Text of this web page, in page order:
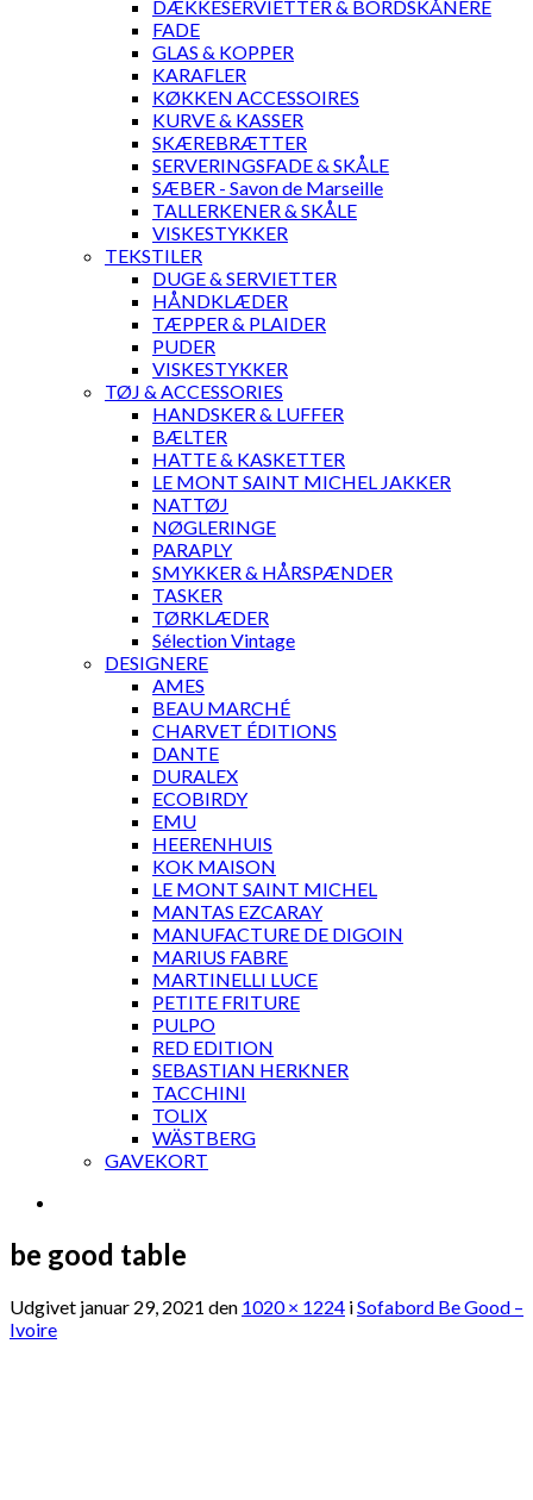
DÆKKESERVIETTER & BORDSKÅNERE
FADE
GLAS & KOPPER
KARAFLER
KØKKEN ACCESSOIRES
KURVE & KASSER
SKÆREBRÆTTER
SERVERINGSFADE & SKÅLE
SÆBER - Savon de Marseille
TALLERKENER & SKÅLE
VISKESTYKKER
TEKSTILER
DUGE & SERVIETTER
HÅNDKLÆDER
TÆPPER & PLAIDER
PUDER
VISKESTYKKER
TØJ & ACCESSORIES
HANDSKER & LUFFER
BÆLTER
HATTE & KASKETTER
LE MONT SAINT MICHEL JAKKER
NATTØJ
NØGLERINGE
PARAPLY
SMYKKER & HÅRSPÆNDER
TASKER
TØRKLÆDER
Sélection Vintage
DESIGNERE
AMES
BEAU MARCHÉ
CHARVET ÉDITIONS
DANTE
DURALEX
ECOBIRDY
EMU
HEERENHUIS
KOK MAISON
LE MONT SAINT MICHEL
MANTAS EZCARAY
MANUFACTURE DE DIGOIN
MARIUS FABRE
MARTINELLI LUCE
PETITE FRITURE
PULPO
RED EDITION
SEBASTIAN HERKNER
TACCHINI
TOLIX
WÄSTBERG
GAVEKORT
be good table
Udgivet januar 29, 2021 den 1020 × 1224 iSofabord Be Good –
Ivoire